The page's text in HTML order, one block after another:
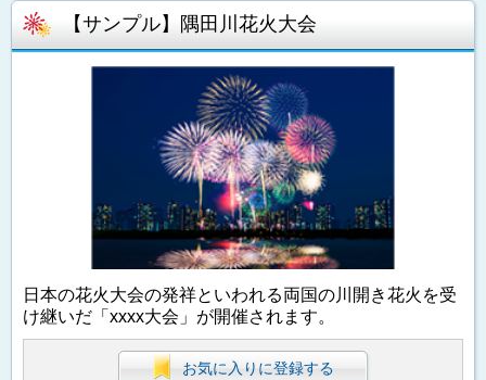
【サンプル】隅田川花火大会
日本の花火大会の発祥といわれる両国の川開き花火を受
け継いだ「xxxx大会」が開催されます。
お気に入りに登録する